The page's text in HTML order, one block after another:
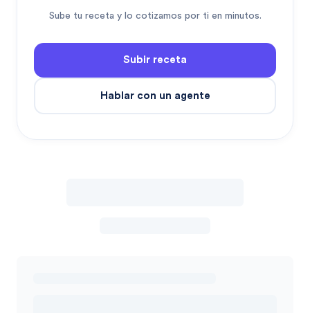
Sube tu receta y lo cotizamos por ti en minutos.
Subir receta
Hablar con un agente